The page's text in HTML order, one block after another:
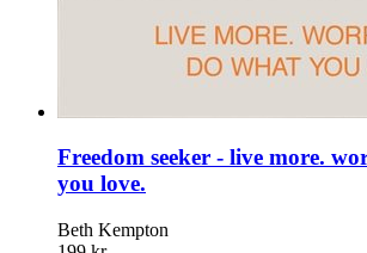
Freedom seeker - live more.
you love.
Beth Kempton